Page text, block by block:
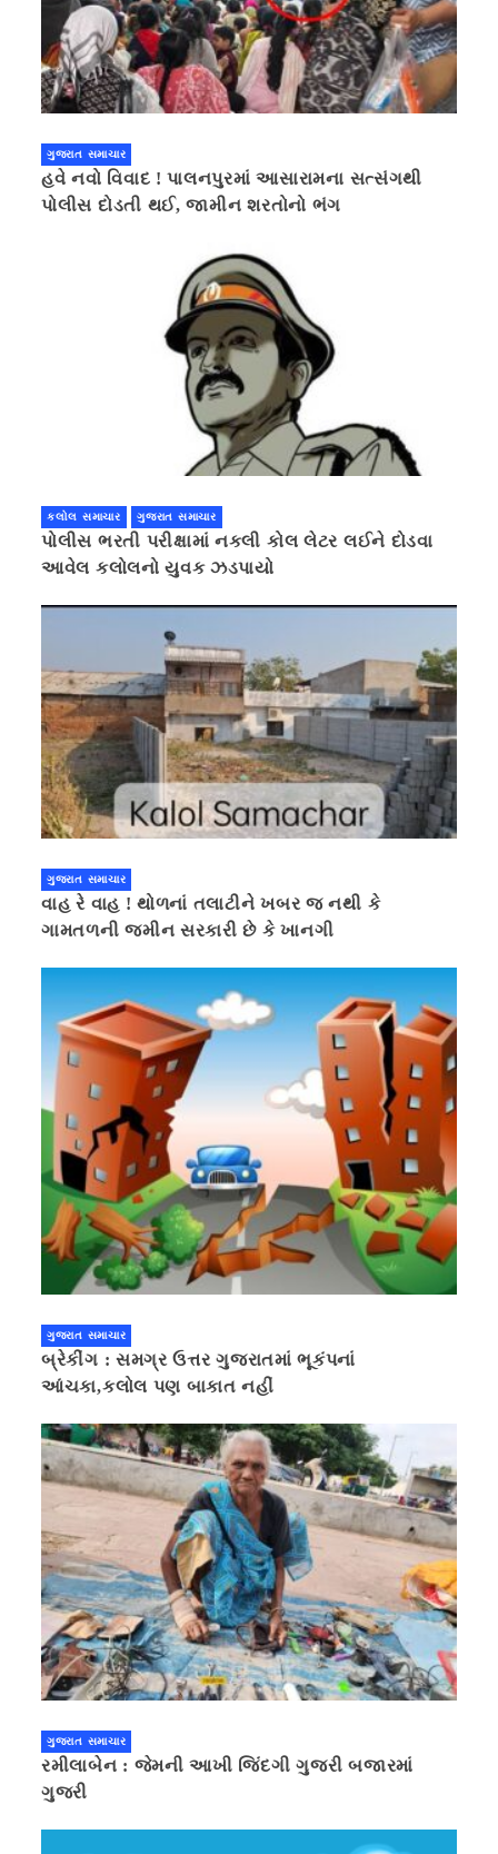
ગુજરાત સમાચાર
હવે નવો વિવાદ ! પાલનપુરમાં આસારામના સત્સંગથી
પોલીસ દોડતી થઈ, જામીન શરતોનો ભંગ
કલોલ સમાચાર ગુજરાત સમાચાર
પોલીસ ભરતી પરીક્ષામાં નકલી કોલ લેટર લઈને દોડવા
આવેલ કલોલનો યુવક ઝડપાયો
ગુજરાત સમાચાર
વાહ રે વાહ ! થોળનાં તલાટીને ખબર જ નથી કે
ગામતળની જમીન સરકારી છે કે ખાનગી
ગુજરાત સમાચાર
બ્રેકીંગ : સમગ્ર ઉત્તર ગુજરાતમાં ભૂકંપનાં
આંચકા,કલોલ પણ બાકાત નહીં
ગુજરાત સમાચાર
રમીલાબેન : જેમની આખી જિંદગી ગુજરી બજારમાં
ગુજરી